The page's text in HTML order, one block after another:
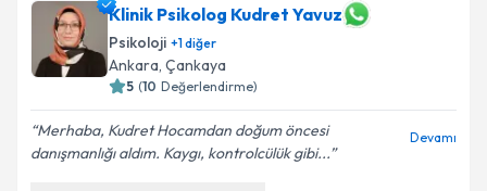
Klinik Psikolog Kudret Yavuz
Psikoloji +1diğer
Ankara, Çankaya
5 (10 Değerlendirme)
Merhaba, Kudret Hocamdan doğum öncesi
danışmanlığı aldım. Kaygı, kontrolcülük gibi...
Devamı